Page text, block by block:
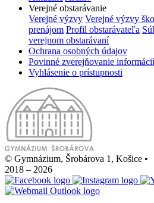
Verejné obstarávanie
Verejné výzvy Verejné výzvy
prenájom Profil obstarávateľa
verejnom obstarávaní
Ochrana osobných údajov
Povinné zverejňovanie informácií
Vyhlásenie o prístupnosti
© Gymnázium, Šrobárova 1, Košice •
2018 – 2026